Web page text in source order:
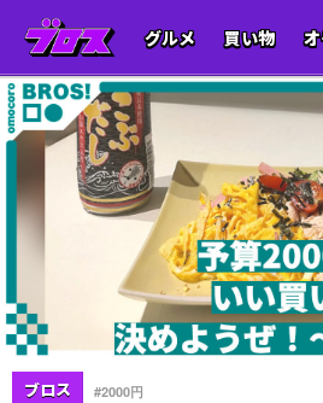
グルメ 買い物
ブロス #2000円